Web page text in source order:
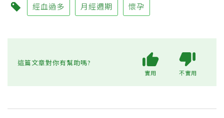
經血過多 月經週期 懷孕
這篇文章對你有幫助嗎?
實用 不實用